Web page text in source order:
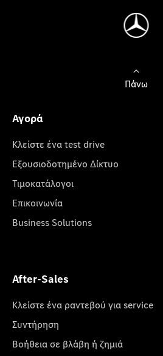
Πάνω
Αγορά
Κλείστε ένα test drive
Εξουσιοδοτημένο Δίκτυο
Τιμοκατάλογοι
Επικοινωνία
Business Solutions
After-Sales
Κλείστε ένα ραντεβού για service
Συντήρηση
Βοήθεια σε βλάβη ή ζημιά